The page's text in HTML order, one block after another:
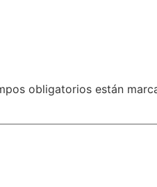
obligatorios están